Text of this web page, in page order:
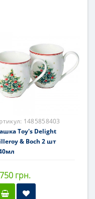
1485858403
Toy's Delight
& Boch 2 шт
грн.